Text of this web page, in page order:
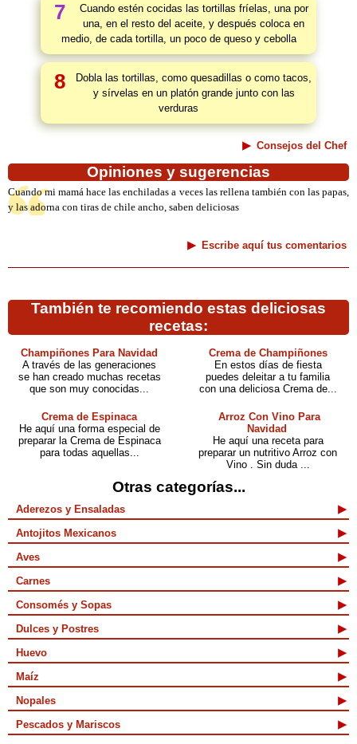
7
Cuando estén cocidas las tortillas fríelas, una por
una, en el resto del aceite, y después coloca en
medio, de cada tortilla, un poco de queso y cebolla
8
Dobla las tortillas, como quesadillas o como tacos,
y sírvelas en un platón grande junto con las
verduras
Consejos del Chef
Opiniones y sugerencias
Cuando mi mamá hace las enchiladas a veces las rellena también con las papas,
y las adorna con tiras de chile ancho, saben deliciosas
Escribe aquí tus comentarios
También te recomiendo estas deliciosas
recetas:
Champiñones Para Navidad
A través de las generaciones
se han creado muchas recetas
que son muy conocidas...
Crema de Champiñones
En estos días de fiesta
puedes deleitar a tu familia
con una deliciosa Crema de...
Crema de Espinaca
He aquí una forma especial de
preparar la Crema de Espinaca
para todas aquellas...
Arroz Con Vino Para
Navidad
He aquí una receta para
preparar un nutritivo Arroz con
Vino . Sin duda ...
Otras categorías...
Aderezos y Ensaladas
Antojitos Mexicanos
Aves
Carnes
Consomés y Sopas
Dulces y Postres
Huevo
Maíz
Nopales
Pescados y Mariscos